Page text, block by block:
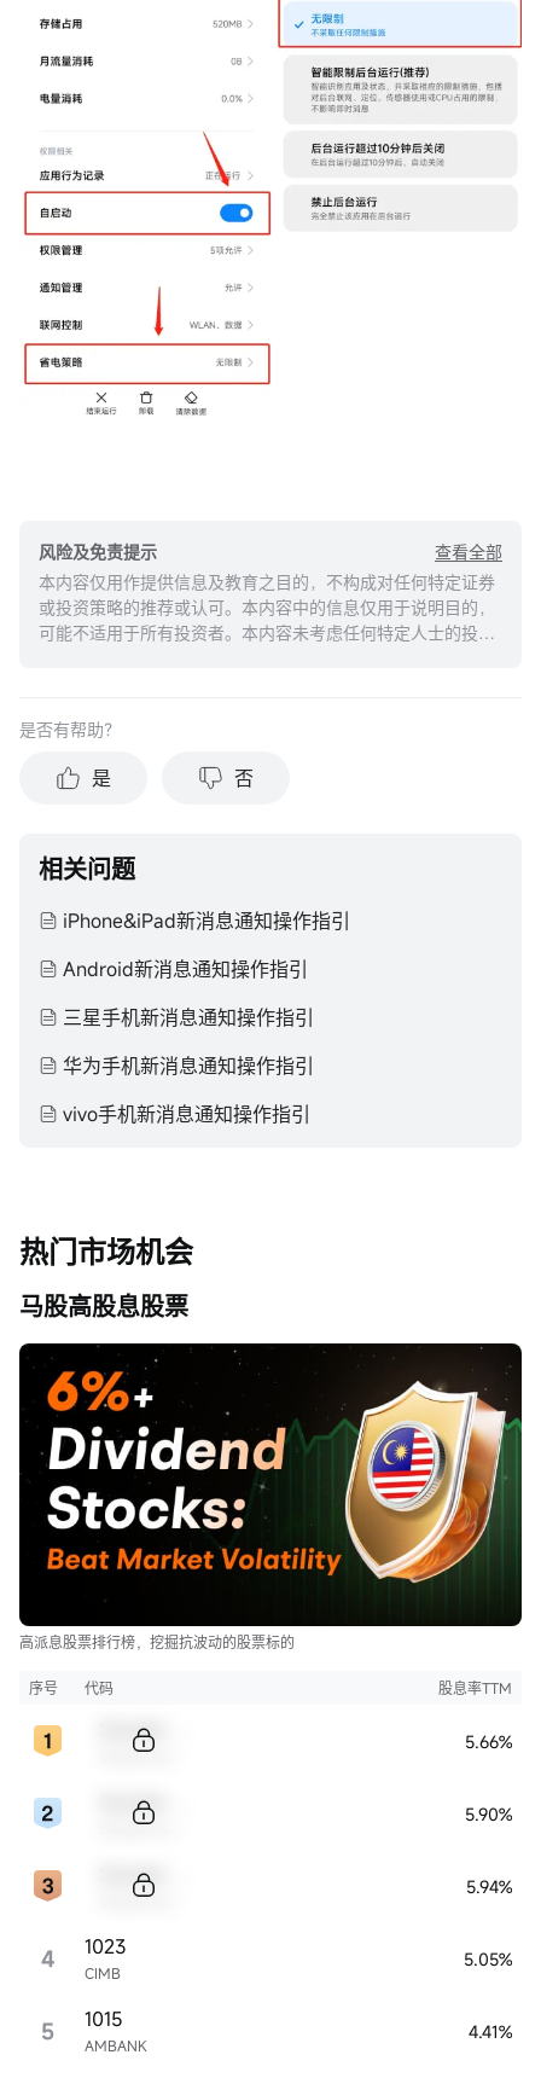
风险及免责提示
查看全部
本内容仅用作提供信息及教育之目的，不构成对任何特定证券
或投资策略的推荐或认可。本内容中的信息仅用于说明目的，
可能不适用于所有投资者。本内容未考虑任何特定人士的投资
结果。投资涉及风险和损失本金的可能性。moomoo对上述内
任何陈述或保证。
是否有帮助？
是 否
相关问题
iPhone&iPad新消息通知操作指引
Android新消息通知操作指引
三星手机新消息通知操作指引
华为手机新消息通知操作指引
vivo手机新消息通知操作指引
热门市场机会
马股高股息股票
高派息股票排行榜，挖掘抗波动的股票标的
序号 代码 股息率TTM
5.66%
5.90%
5.94%
4 CIMB
1023 5.05%
5 AMBANK
1015 4.41%